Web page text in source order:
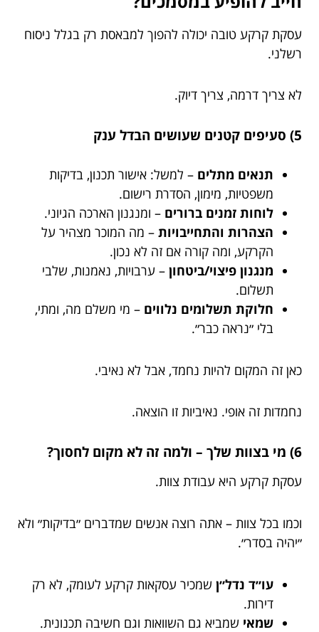
עסקת קרקע טובה יכולה להפוך למבאסת רק בגלל ניסוח
רשלני.
לא צריך דרמה, צריך דיוק.
5) סעיפים קטנים שעושים הבדל ענק
תנאים מתלים – למשל: אישור תכנון, בדיקות
משפטיות, מימון, הסדרת רישום.
לוחות זמנים ברורים – ומנגנון הארכה הגיוני.
הצהרות והתחייבויות – מה המוכר מצהיר על
הקרקע, ומה קורה אם זה לא נכון.
מנגנון פיצוי/ביטחון – ערבויות, נאמנות, שלבי
תשלום.
חלוקת תשלומים נלווים – מי משלם מה, ומתי,
בלי ״נראה כבר״.
כאן זה המקום להיות נחמד, אבל לא נאיבי.
נחמדות זה אופי. נאיביות זו הוצאה.
6) מי בצוות שלך – ולמה זה לא מקום לחסוך?
עסקת קרקע היא עבודת צוות.
וכמו בכל צוות – אתה רוצה אנשים שמדברים ״בדיקות״ ולא
״יהיה בסדר״.
עו״ד נדל״ן שמכיר עסקאות קרקע לעומק, לא רק
דירות.
שמאי שמביא גם השוואות וגם חשיבה תכנונית.